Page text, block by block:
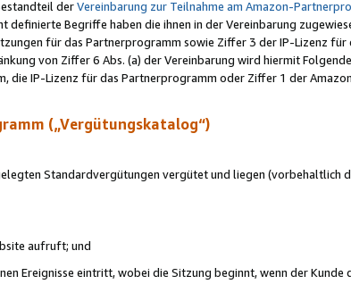
derVereinbarung zur Teilnahme am Amazon-
Begriffe haben die ihnen in der Vereinbarung
für das Partnerprogramm sowie Ziffer 3 der IP-Lizenz für
von Ziffer 6 Abs. (a) der Vereinbarung wird hiermit
die IP-Lizenz für das Partnerprogramm oder Ziffer 1 der
(„Vergütungskatalog“)
Standardvergütungen vergütet und liegen (vorbehaltlich
aufruft; und
Ereignisse eintritt, wobei die Sitzung beginnt, wenn der Kunde